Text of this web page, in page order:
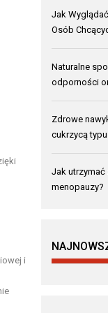
i
Jak
Osób
Naturalne
odporności
Zdrowe
cukrzycą
Jak
menopauzy?